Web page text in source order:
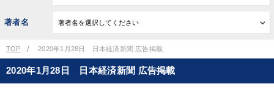
著者名
TOP 2020年1月28日 日本経済新聞 広告掲載
2020年1月28日 日本経済新聞 広告掲載